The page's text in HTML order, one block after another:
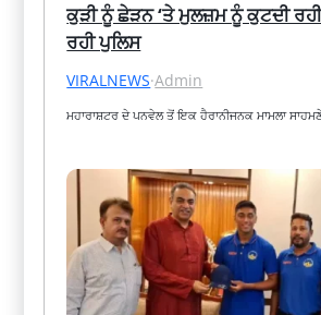
ਕੁੜੀ ਨੂੰ ਛੇੜਨ ‘ਤੇ ਮੁਲਜ਼ਮ ਨੂੰ ਕੁਟਦੀ
ਰਹੀ ਪੁਲਿਸ
VIRALNEWS·Admin
ਮਹਾਰਾਸ਼ਟਰ ਦੇ ਪਨਵੇਲ ਤੋਂ ਇਕ ਹੈਰਾਨੀਜਨਕ ਮਾਮਲਾ